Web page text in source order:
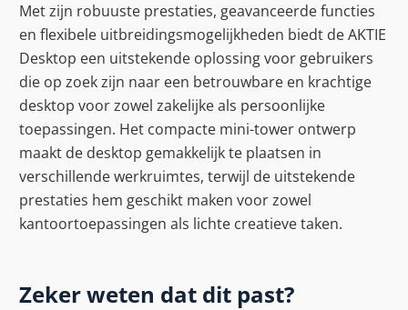
Met zijn robuuste prestaties, geavanceerde functies
en flexibele uitbreidingsmogelijkheden biedt de AKTIE
Desktop een uitstekende oplossing voor gebruikers
die op zoek zijn naar een betrouwbare en krachtige
desktop voor zowel zakelijke als persoonlijke
toepassingen. Het compacte mini-tower ontwerp
maakt de desktop gemakkelijk te plaatsen in
verschillende werkruimtes, terwijl de uitstekende
prestaties hem geschikt maken voor zowel
kantoortoepassingen als lichte creatieve taken.
Zeker weten dat dit past?